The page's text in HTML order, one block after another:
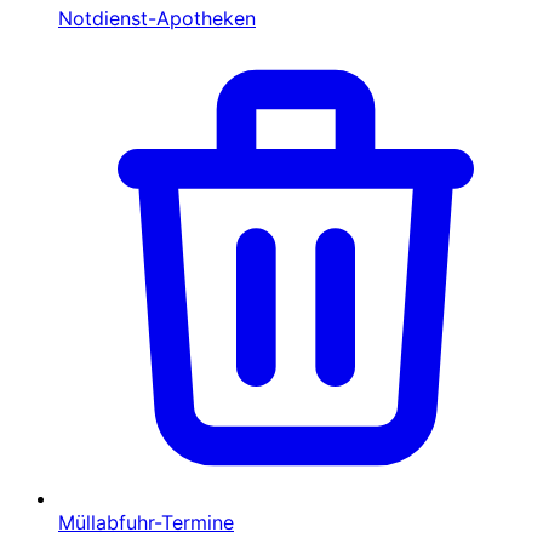
Notdienst-Apotheken
Müllabfuhr-Termine